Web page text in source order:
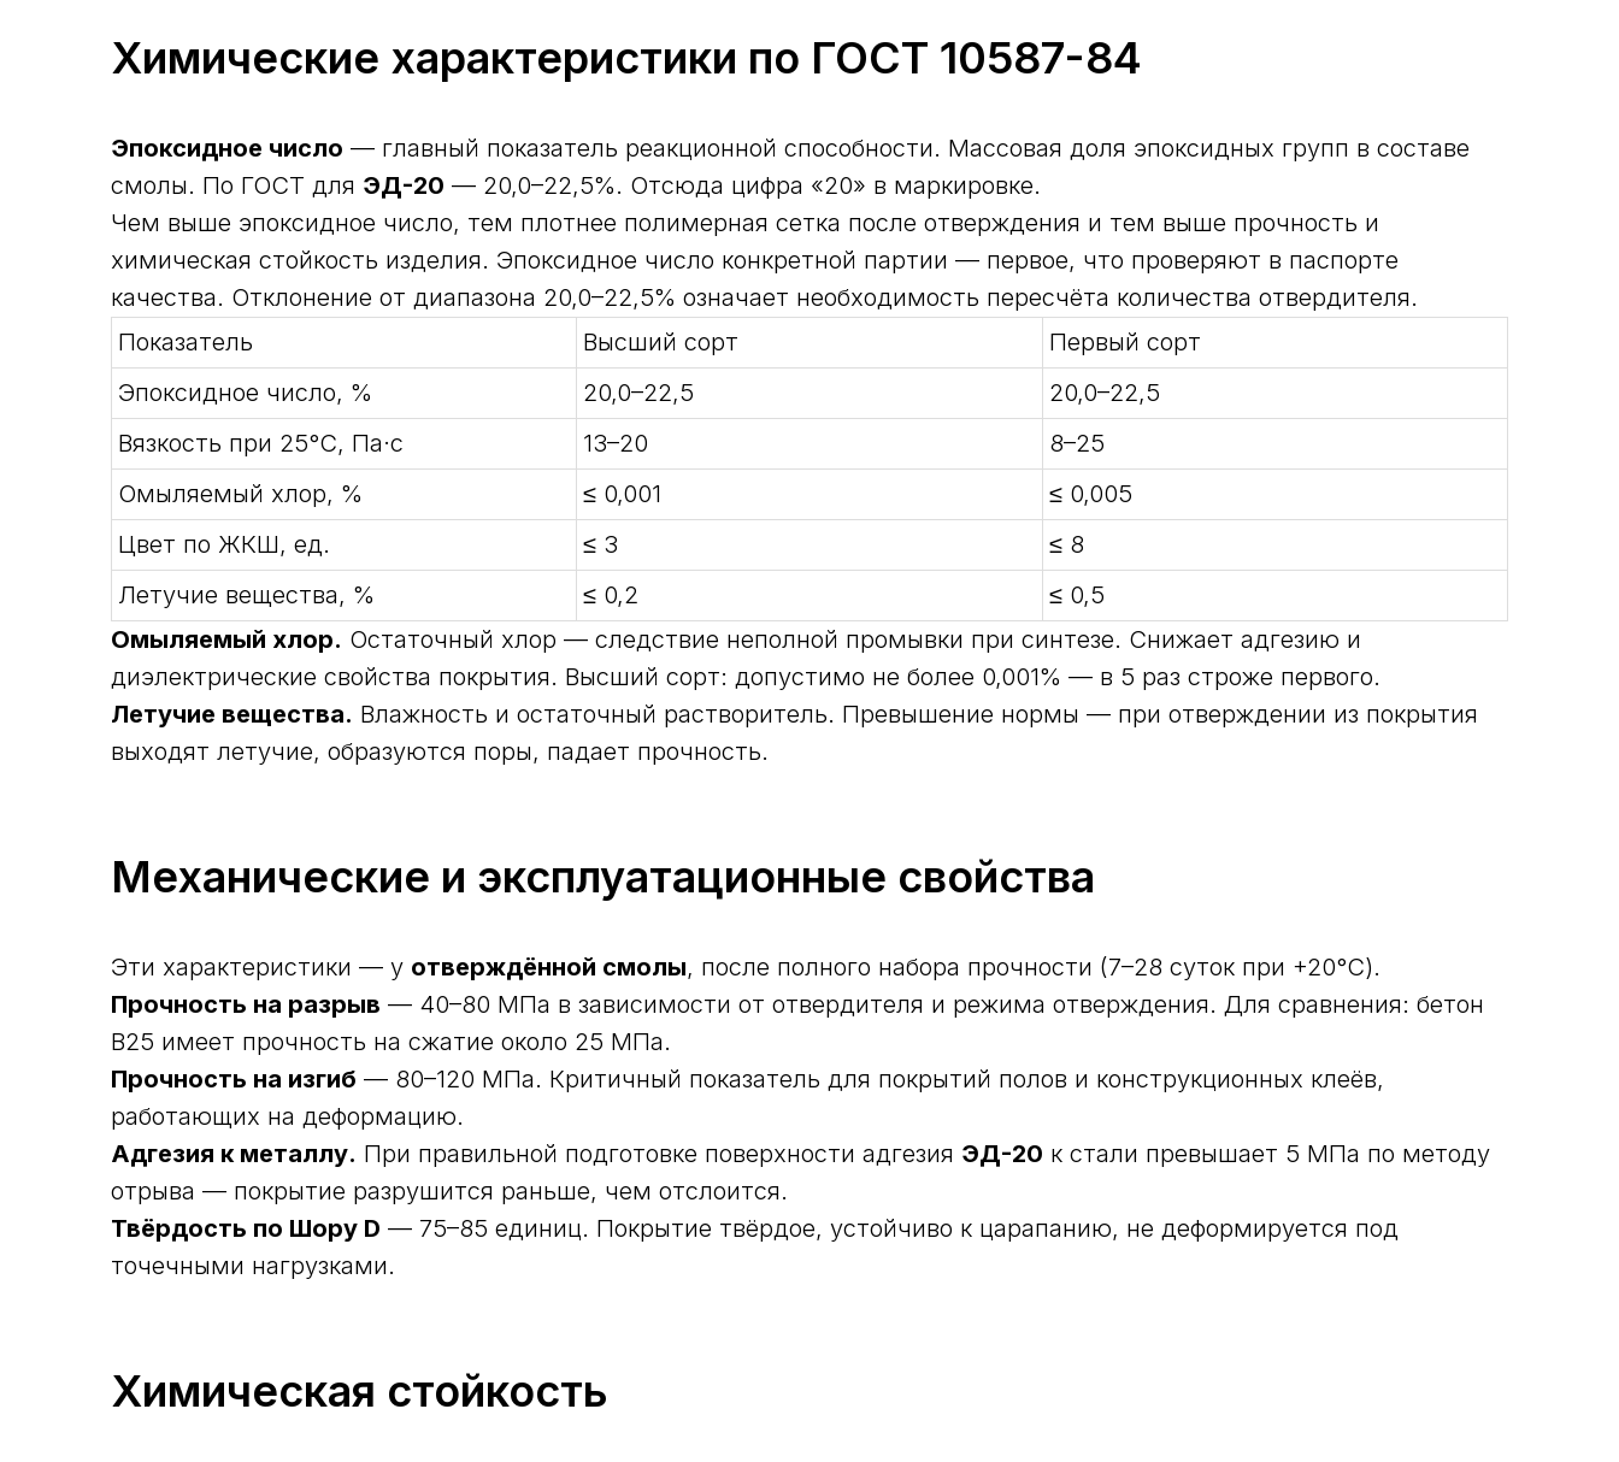
Химические характеристики по ГОСТ 10587-84
Эпоксидное число — главный показатель реакционной способности. Массовая доля эпоксидных групп в составе
смолы. По ГОСТ для ЭД-20 — 20,0–22,5%. Отсюда цифра «20» в маркировке.
Чем выше эпоксидное число, тем плотнее полимерная сетка после отверждения и тем выше прочность и
химическая стойкость изделия. Эпоксидное число конкретной партии — первое, что проверяют в паспорте
качества. Отклонение от диапазона 20,0–22,5% означает необходимость пересчёта количества отвердителя.
Показатель
Высший сорт
Первый сорт
Эпоксидное число, %
20,0–22,5
20,0–22,5
Вязкость при 25°С, Па·с
13–20
8–25
Омыляемый хлор, %
≤ 0,001
≤ 0,005
Цвет по ЖКШ, ед.
≤ 3
≤ 8
Летучие вещества, %
≤ 0,2
≤ 0,5
Омыляемый хлор. Остаточный хлор — следствие неполной промывки при синтезе. Снижает адгезию и
диэлектрические свойства покрытия. Высший сорт: допустимо не более 0,001% — в 5 раз строже первого.
Летучие вещества. Влажность и остаточный растворитель. Превышение нормы — при отверждении из покрытия
выходят летучие, образуются поры, падает прочность.
Механические и эксплуатационные свойства
Эти характеристики — у отверждённой смолы, после полного набора прочности (7–28 суток при +20°С).
Прочность на разрыв — 40–80 МПа в зависимости от отвердителя и режима отверждения. Для сравнения: бетон
B25 имеет прочность на сжатие около 25 МПа.
Прочность на изгиб — 80–120 МПа. Критичный показатель для покрытий полов и конструкционных клеёв,
работающих на деформацию.
Адгезия к металлу. При правильной подготовке поверхности адгезия ЭД-20 к стали превышает 5 МПа по методу
отрыва — покрытие разрушится раньше, чем отслоится.
Твёрдость по Шору D — 75–85 единиц. Покрытие твёрдое, устойчиво к царапанию, не деформируется под
точечными нагрузками.
Химическая стойкость